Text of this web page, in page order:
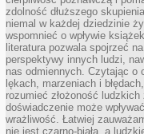
zdolność dłuższego
niemal w każdej dziedzinie
wspomnieć o wpływie
literatura pozwala spojrzeć
perspektywy innych ludzi,
nas odmiennych. Czytając o
lękach, marzeniach i
rozumieć złożoność ludzkich
doświadczenie może
wrażliwość. Łatwiej
nie jest czarno-biała, a